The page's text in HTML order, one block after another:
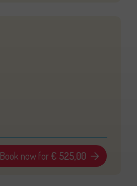
Book now for€ 525,00